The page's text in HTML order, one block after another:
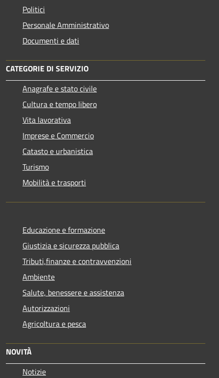
Politici
Personale Amministrativo
Documenti e dati
CATEGORIE DI SERVIZIO
Anagrafe e stato civile
Cultura e tempo libero
Vita lavorativa
Imprese e Commercio
Catasto e urbanistica
Turismo
Mobilità e trasporti
Educazione e formazione
Giustizia e sicurezza pubblica
Tributi,finanze e contravvenzioni
Ambiente
Salute, benessere e assistenza
Autorizzazioni
Agricoltura e pesca
NOVITÀ
Notizie